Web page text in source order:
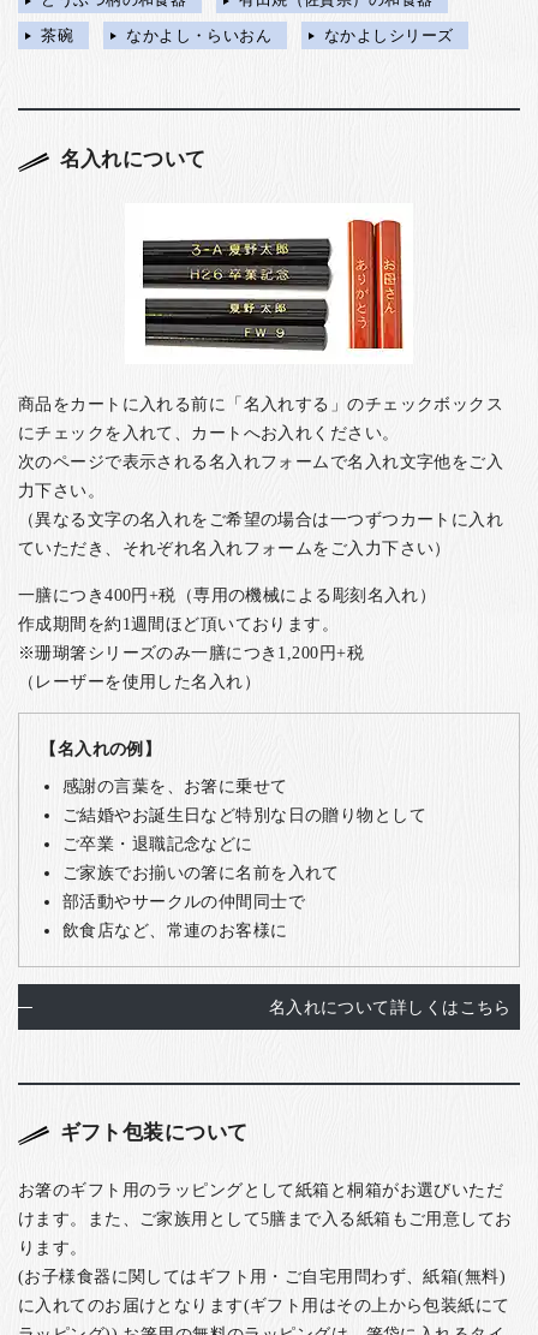
茶碗
なかよし・らいおん なかよしシリーズ
名入れについて
商品をカートに入れる前に「名入れする」のチェックボックス
にチェックを入れて、カートへお入れください。
次のページで表示される名入れフォームで名入れ文字他をご入
力下さい。
（異なる文字の名入れをご希望の場合は一つずつカートに入れ
ていただき、それぞれ名入れフォームをご入力下さい）
一膳につき400円+税（専用の機械による彫刻名入れ）
作成期間を約1週間ほど頂いております。
※珊瑚箸シリーズのみ一膳につき1,200円+税
（レーザーを使用した名入れ）
【名入れの例】
感謝の言葉を、お箸に乗せて
ご結婚やお誕生日など特別な日の贈り物として
ご卒業・退職記念などに
ご家族でお揃いの箸に名前を入れて
部活動やサークルの仲間同士で
飲食店など、常連のお客様に
名入れについて詳しくはこちら
ギフト包装について
お箸のギフト用のラッピングとして紙箱と桐箱がお選びいただ
けます。また、ご家族用として5膳まで入る紙箱もご用意してお
ります。
(お子様食器に関してはギフト用・ご自宅用問わず、紙箱(無料)
に入れてのお届けとなります(ギフト用はその上から包装紙にて